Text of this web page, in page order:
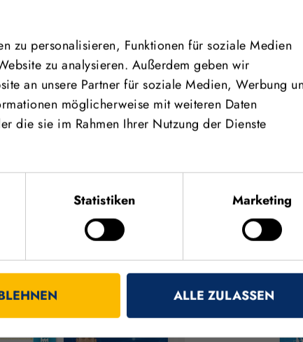
zu personalisieren, Funktionen für soziale Medien
zu analysieren. Außerdem geben wir
an unsere Partner für soziale Medien, Werbung
möglicherweise mit weiteren Daten
die sie im Rahmen Ihrer Nutzung der Dienste
Statistiken Marketing
ALLE ZULASSEN